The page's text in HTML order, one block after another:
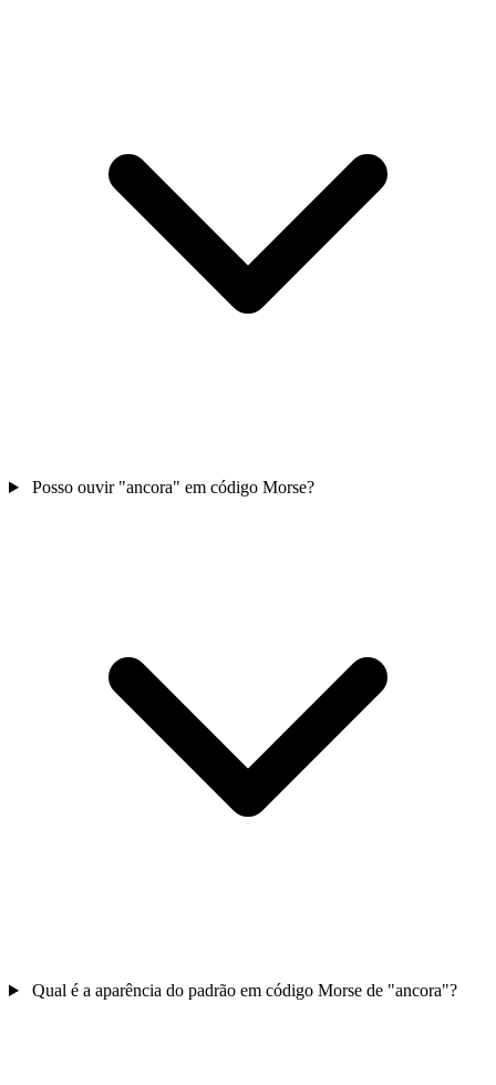
Posso ouvir "ancora" em código Morse?
Qual é a aparência do padrão em código Morse de "ancora"?